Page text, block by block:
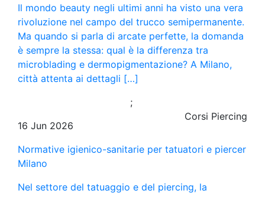
Il mondo beauty negli ultimi anni ha visto una vera
rivoluzione nel campo del trucco semipermanente.
Ma quando si parla di arcate perfette, la domanda
è sempre la stessa: qual è la differenza tra
microblading e dermopigmentazione? A Milano,
città attenta ai dettagli […]
;
Corsi Piercing
16 Jun 2026
Normative igienico-sanitarie per tatuatori e piercer
Milano
Nel settore del tatuaggio e del piercing, la